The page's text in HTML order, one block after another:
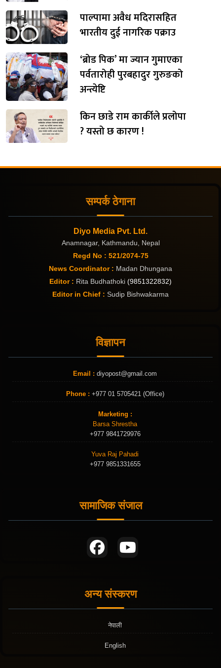
पाल्पामा अवैध मदिरासहित
भारतीय दुई नागरिक पक्राउ
‘ब्रोड पिक’ मा ज्यान गुमाएका
पर्वतारोही पुरबहादुर गुरुङको
अन्त्येष्टि
किन छाडे राम कार्कीले प्रलोपा
? यस्तो छ कारण !
सम्पर्क ठेगाना
Diyo Media Pvt. Ltd.
Anamnagar, Kathmandu, Nepal
Regd No : 521/2074-75
News Coordinator : Madan Dhungana
Editor : Rita Budhathoki (9851322832)
Editor in Chief : Sudip Bishwakarma
विज्ञापन
Email : diyopost@gmail.com
Phone : +977 01 5705421 (Office)
Marketing :
Barsa Shrestha
+977 9841729976
Yuva Raj Pahadi
+977 9851331655
सामाजिक संजाल
अन्य संस्करण
नेपाली
English